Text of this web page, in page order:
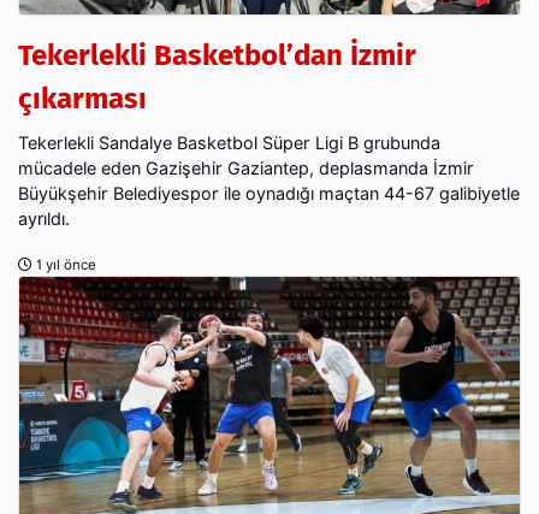
Tekerlekli Basketbol’dan İzmir
çıkarması
Tekerlekli Sandalye Basketbol Süper Ligi B grubunda
mücadele eden Gazişehir Gaziantep, deplasmanda İzmir
Büyükşehir Belediyespor ile oynadığı maçtan 44-67 galibiyetle
ayrıldı.
1 yıl önce